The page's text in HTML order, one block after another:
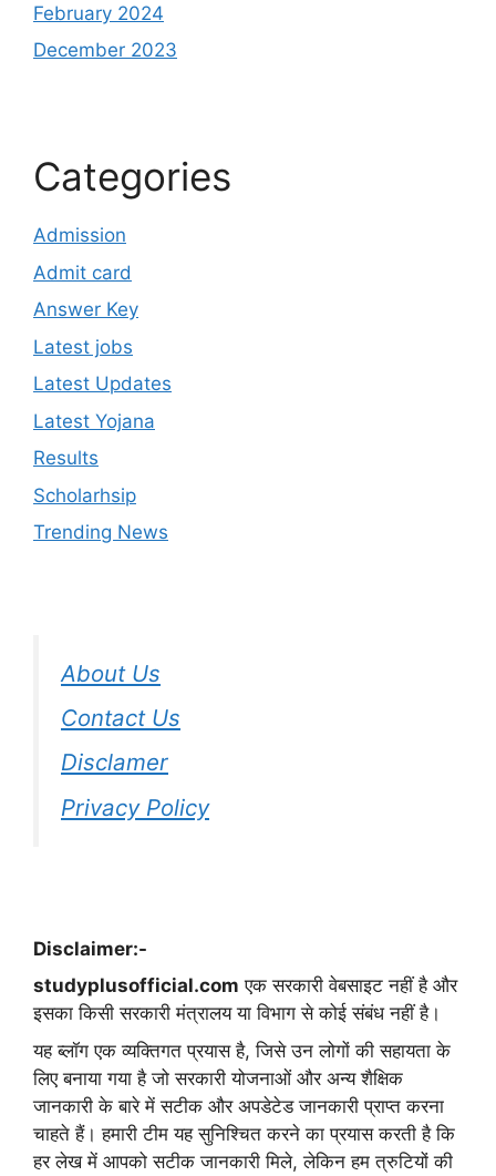
February 2024
December 2023
Categories
Admission
Admit card
Answer Key
Latest jobs
Latest Updates
Latest Yojana
Results
Scholarhsip
Trending News
About Us
Contact Us
Disclamer
Privacy Policy
Disclaimer:-
studyplusofficial.com एक सरकारी वेबसाइट नहीं है और
इसका किसी सरकारी मंत्रालय या विभाग से कोई संबंध नहीं है।
यह ब्लॉग एक व्यक्तिगत प्रयास है, जिसे उन लोगों की सहायता के
लिए बनाया गया है जो सरकारी योजनाओं और अन्य शैक्षिक
जानकारी के बारे में सटीक और अपडेटेड जानकारी प्राप्त करना
चाहते हैं। हमारी टीम यह सुनिश्चित करने का प्रयास करती है कि
हर लेख में आपको सटीक जानकारी मिले, लेकिन हम त्रुटियों की